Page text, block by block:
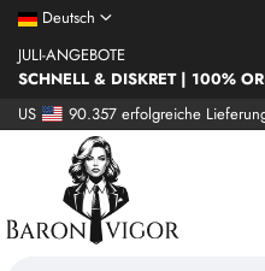
Deutsch
JULI-ANGEBOTE
SCHNELL & DISKRET | 100%
US
90.357 erfolgreiche